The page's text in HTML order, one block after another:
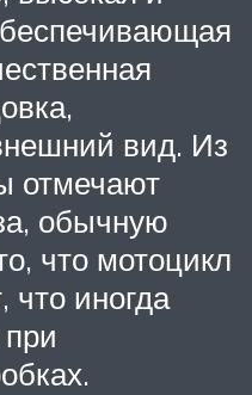
вид. Из
отмечают
обычную
что мотоцикл
что иногда